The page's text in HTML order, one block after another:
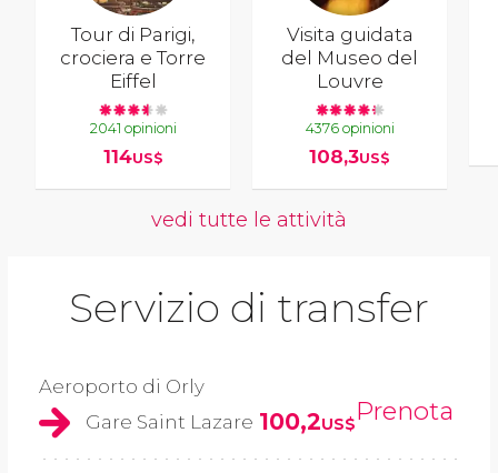
Tour di Parigi,
crociera e Torre
Eiffel
2041 opinioni
114US$
Visita guidata
del Museo del
Louvre
4376 opinioni
108,3US$
vedi tutte le attività
Servizio di transfer
Aeroporto di Orly
Gare Saint Lazare 100,2US$Prenota